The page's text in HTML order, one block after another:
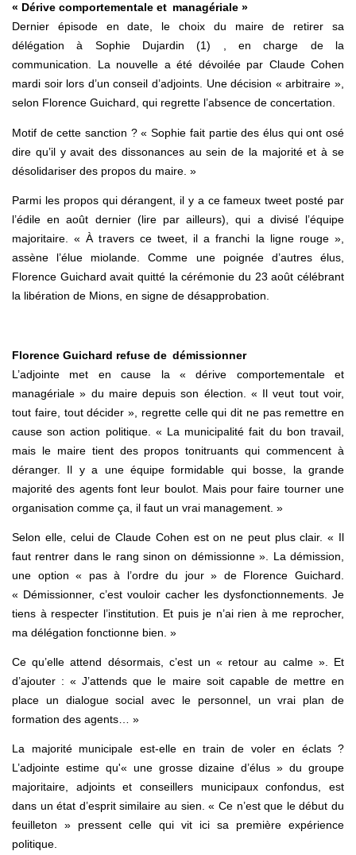
« Dérive comportementale et managériale »
Dernier épisode en date, le choix du maire de retirer sa
délégation à Sophie Dujardin (1) , en charge de la
communication. La nouvelle a été dévoilée par Claude Cohen
mardi soir lors d’un conseil d’adjoints. Une décision « arbitraire »,
selon Florence Guichard, qui regrette l’absence de concertation.
Motif de cette sanction ? « Sophie fait partie des élus qui ont osé
dire qu’il y avait des dissonances au sein de la majorité et à se
désolidariser des propos du maire. »
Parmi les propos qui dérangent, il y a ce fameux tweet posté par
l’édile en août dernier (lire par ailleurs), qui a divisé l’équipe
majoritaire. « À travers ce tweet, il a franchi la ligne rouge »,
assène l’élue miolande. Comme une poignée d’autres élus,
Florence Guichard avait quitté la cérémonie du 23 août célébrant
la libération de Mions, en signe de désapprobation.
Florence Guichard refuse de démissionner
L’adjointe met en cause la « dérive comportementale et
managériale » du maire depuis son élection. « Il veut tout voir,
tout faire, tout décider », regrette celle qui dit ne pas remettre en
cause son action politique. « La municipalité fait du bon travail,
mais le maire tient des propos tonitruants qui commencent à
déranger. Il y a une équipe formidable qui bosse, la grande
majorité des agents font leur boulot. Mais pour faire tourner une
organisation comme ça, il faut un vrai management. »
Selon elle, celui de Claude Cohen est on ne peut plus clair. « Il
faut rentrer dans le rang sinon on démissionne ». La démission,
une option « pas à l’ordre du jour » de Florence Guichard.
« Démissionner, c’est vouloir cacher les dysfonctionnements. Je
tiens à respecter l’institution. Et puis je n’ai rien à me reprocher,
ma délégation fonctionne bien. »
Ce qu’elle attend désormais, c’est un « retour au calme ». Et
d’ajouter : « J’attends que le maire soit capable de mettre en
place un dialogue social avec le personnel, un vrai plan de
formation des agents… »
La majorité municipale est-elle en train de voler en éclats ?
L’adjointe estime qu'« une grosse dizaine d’élus » du groupe
majoritaire, adjoints et conseillers municipaux confondus, est
dans un état d’esprit similaire au sien. « Ce n’est que le début du
feuilleton » pressent celle qui vit ici sa première expérience
politique.